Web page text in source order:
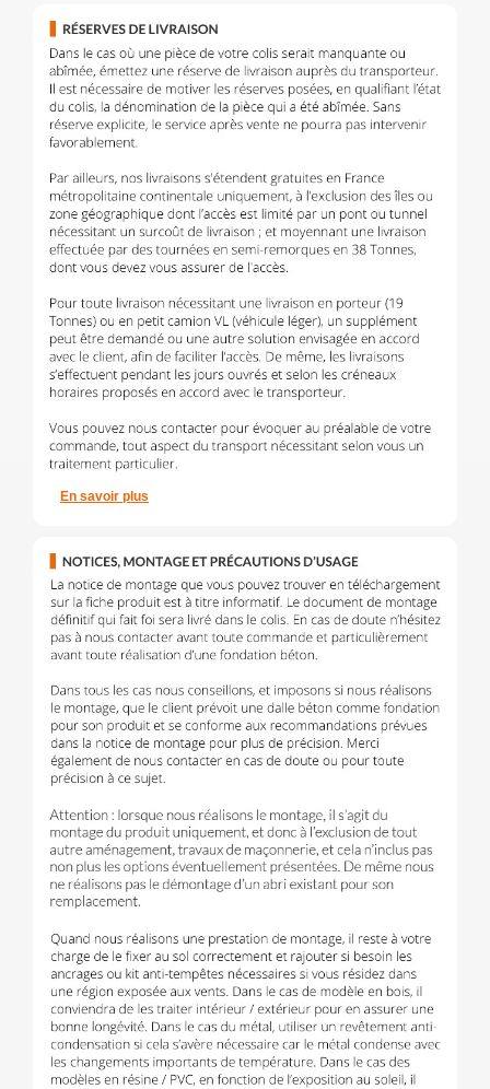
En savoir plus